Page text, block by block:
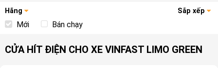
Hãng Sắp xếp
Mới Bán chạy
CỬA HÍT ĐIỆN CHO XE VINFAST LIMO GREEN